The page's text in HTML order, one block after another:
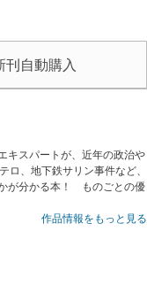
刊自動購入
キスパートが、近年の政治や
、地下鉄サリン事件など、
が分かる本！ ものごとの優
作品情報をもっと見る